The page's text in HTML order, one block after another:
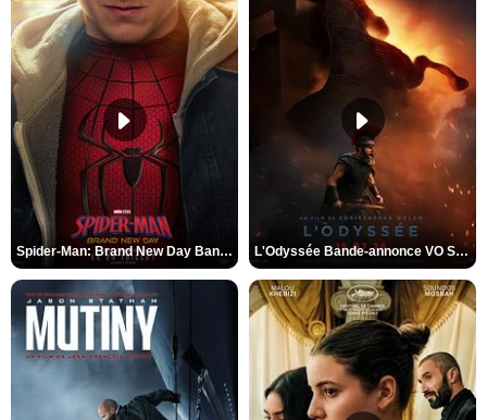
Spider-Man: Brand New Day Bande-annonce VO STFR L'Odyssée Bande-annonce VO STFR